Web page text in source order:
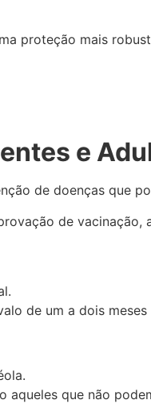
proteção mais
e
de doenças que
de vacinação,
de um a dois meses
que não